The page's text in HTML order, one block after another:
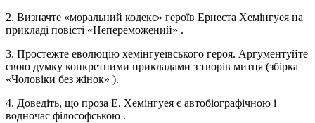
2. Визначте «моральний кодекс» героїв Ернеста Хемінгуея на
прикладі повісті «Непереможений» .
3. Простежте еволюцію хемінгуеївського героя. Аргументуйте
свою думку конкретними прикладами з творів митця (збірка
«Чоловіки без жінок» ).
4. Доведіть, що проза Е. Хемінгуея є автобіографічною і
водночас філософською .